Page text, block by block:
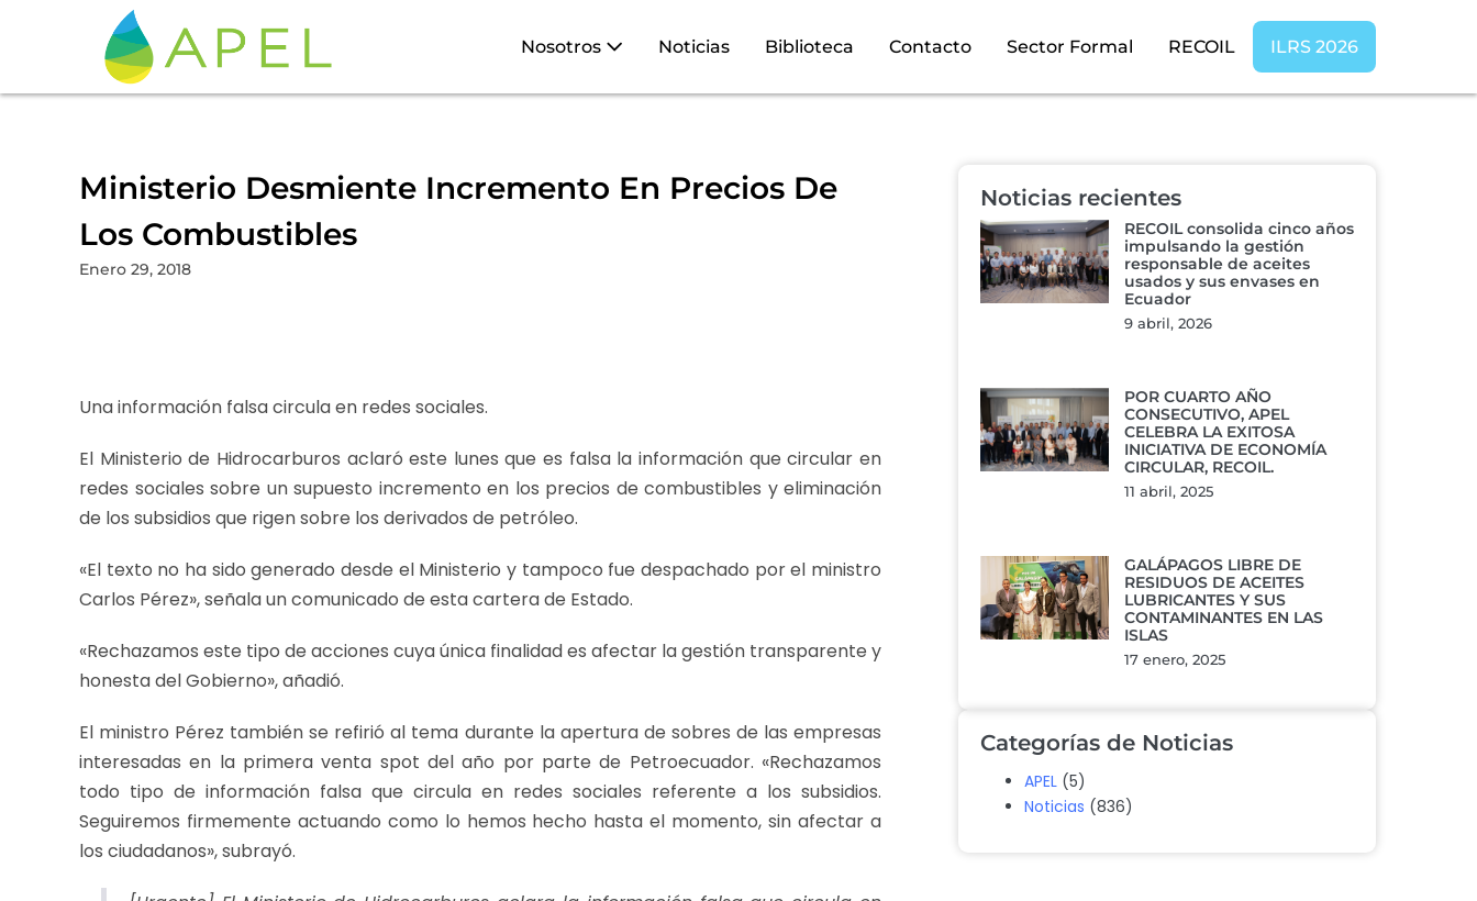
Nosotros Noticias Biblioteca Contacto Sector Formal RECOIL ILRS 2026
Ministerio Desmiente Incremento En Precios De
Los Combustibles
Enero 29, 2018
Una información falsa circula en redes sociales.
El Ministerio de Hidrocarburos aclaró este lunes que es falsa la información que circular en
redes sociales sobre un supuesto incremento en los precios de combustibles y eliminación
de los subsidios que rigen sobre los derivados de petróleo.
«El texto no ha sido generado desde el Ministerio y tampoco fue despachado por el ministro
Carlos Pérez», señala un comunicado de esta cartera de Estado.
«Rechazamos este tipo de acciones cuya única finalidad es afectar la gestión transparente y
honesta del Gobierno», añadió.
El ministro Pérez también se refirió al tema durante la apertura de sobres de las empresas
interesadas en la primera venta spot del año por parte de Petroecuador. «Rechazamos
todo tipo de información falsa que circula en redes sociales referente a los subsidios.
Seguiremos firmemente actuando como lo hemos hecho hasta el momento, sin afectar a
los ciudadanos», subrayó.
Noticias recientes
RECOIL consolida cinco años
impulsando la gestión
responsable de aceites
usados y sus envases en
Ecuador
9 abril, 2026
POR CUARTO AÑO
CONSECUTIVO, APEL
CELEBRA LA EXITOSA
INICIATIVA DE ECONOMÍA
CIRCULAR, RECOIL.
11 abril, 2025
GALÁPAGOS LIBRE DE
RESIDUOS DE ACEITES
LUBRICANTES Y SUS
CONTAMINANTES EN LAS
ISLAS
17 enero, 2025
Categorías de Noticias
APEL (5)
Noticias (836)